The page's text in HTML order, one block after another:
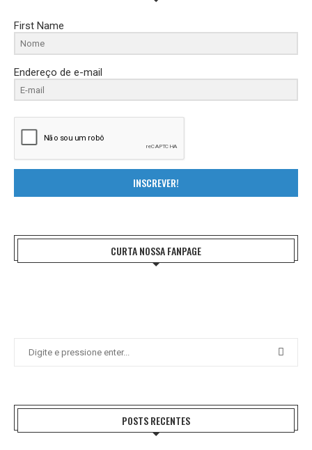
First Name
Endereço de e-mail
INSCREVER!
CURTA NOSSA FANPAGE
POSTS RECENTES